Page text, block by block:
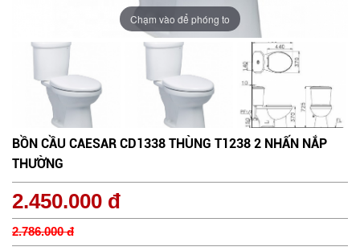
Chạm vào để phóng to
Chạm vào để phóng to
Chạm vào để phóng to
BỒN CẦU CAESAR CD1338 THÙNG T1238 2 NHẤN NẮP
THƯỜNG
2.450.000 đ
2.786.000 đ